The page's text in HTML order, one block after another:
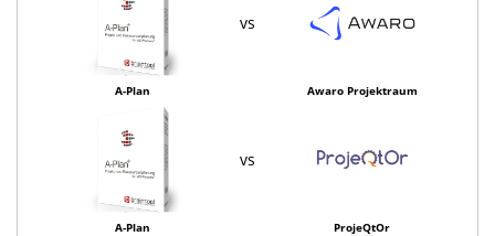
vs
A-Plan Awaro Projektraum
vs
A-Plan ProjeQtOr